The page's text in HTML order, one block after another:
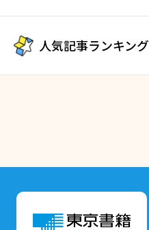
人気記事ランキング